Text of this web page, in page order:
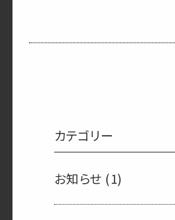
カテゴリー
お知らせ (1)